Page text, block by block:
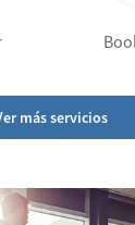
más servicios